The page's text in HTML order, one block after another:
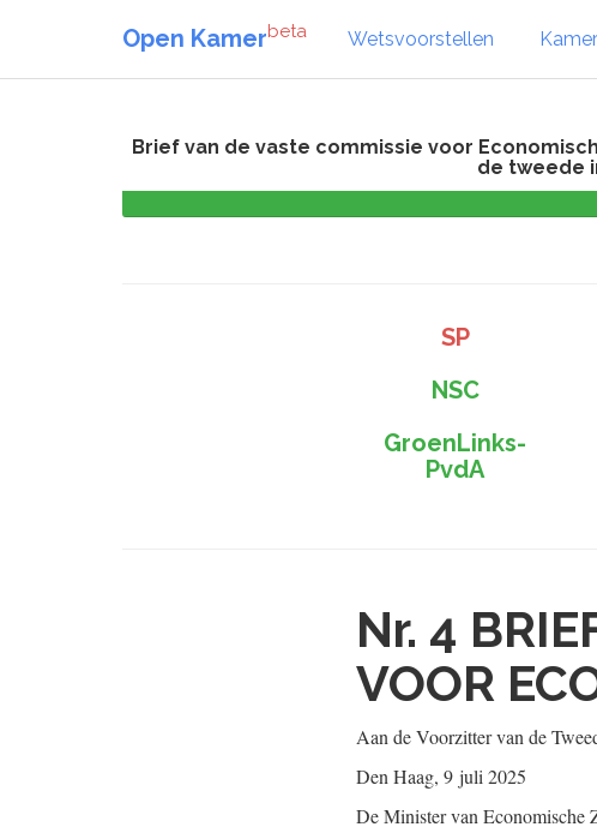
Open Kamerbeta Wetsvoorstellen
Brief van de vaste commissie voor
de tweede
SP
NSC
GroenLinks-
PvdA
Nr. 4
VOOR
Aan de Voorzitter van de
Den Haag, 9 juli 2025
De Minister van Economische